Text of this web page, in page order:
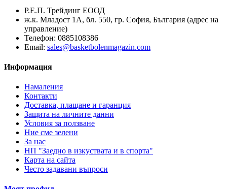
Р.Е.П. Трейдинг ЕООД
ж.к. Младост 1А, бл. 550, гр. София, България (адрес на
управление)
Телефон: 0885108386
Email: sales@basketbolenmagazin.com
Информация
Намаления
Контакти
Доставка, плащане и гаранция
Защита на личните данни
Условия за ползване
Ние сме зелени
За нас
НП "Заедно в изкуствата и в спорта"
Карта на сайта
Често задавани въпроси